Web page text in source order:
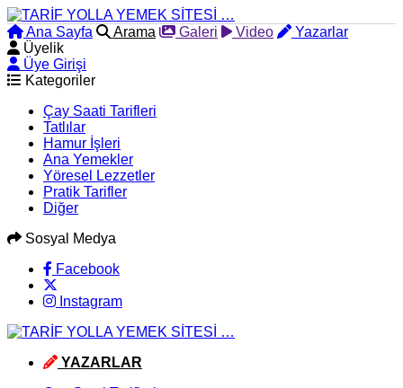
Ana Sayfa Arama Galeri Video
Yazarlar
Üyelik
Üye Girişi
Kategoriler
Çay Saati Tarifleri
Tatlılar
Hamur İşleri
Ana Yemekler
Yöresel Lezzetler
Pratik Tarifler
Diğer
Sosyal Medya
Facebook
Instagram
YAZARLAR